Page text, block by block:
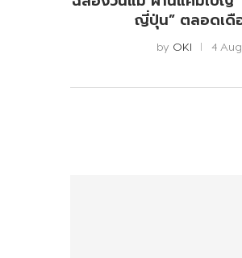
ญี่ปุ่น” ตลอดเดื
by OKI 4